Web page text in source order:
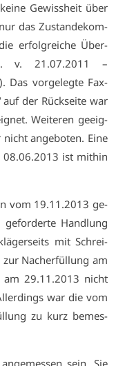
Ge­wiss­heit über
das Zu­stan­de­kom­
er­folg­rei­che Über­
. v. 21.07.2011 –
Das vor­ge­leg­te Fax­
auf der Rück­sei­te war
Wei­te­ren ge­eig­
an­ge­bo­ten. Ei­ne
08.06.2013 ist mit­hin
vom 19.11.2013 ge­
Hand­lung
mit Schrei­
Nach­er­fül­lung am
am 29.11.2013 nicht
war die vom
zu kurz be­mes­